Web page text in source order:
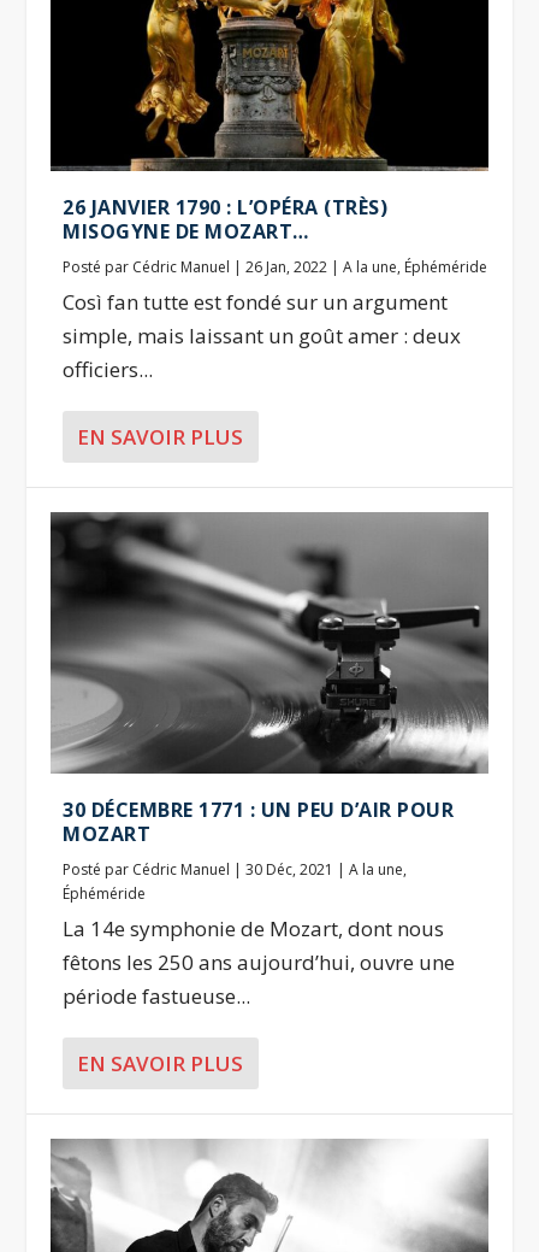
26 JANVIER 1790 : L’OPÉRA (TRÈS)
MISOGYNE DE MOZART…
Posté par Cédric Manuel |26 Jan, 2022 |A la une, Éphéméride
Così fan tutte est fondé sur un argument
simple, mais laissant un goût amer : deux
officiers...
EN SAVOIR PLUS
30 DÉCEMBRE 1771 : UN PEU D’AIR POUR
MOZART
Posté par Cédric Manuel |30 Déc, 2021 |A la une,
Éphéméride
La 14e symphonie de Mozart, dont nous
fêtons les 250 ans aujourd’hui, ouvre une
période fastueuse...
EN SAVOIR PLUS